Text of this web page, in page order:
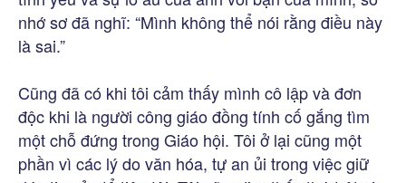
nhớ sơ đã nghĩ: “Mình không thể nói rằng điều này
là sai.”
Cũng đã có khi tôi cảm thấy mình cô lập và đơn
độc khi là người công giáo đồng tính cố gắng tìm
một chỗ đứng trong Giáo hội. Tôi ở lại cũng một
phần vì các lý do văn hóa, tự an ủi trong việc giữ